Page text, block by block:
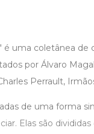
é uma coletânea de
por Álvaro
Perrault,
de uma forma
Elas são